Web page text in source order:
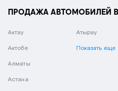
ПРОДАЖА АВТОМОБИЛЕЙ
Актау
Актобе
Алматы
Астана
Атырау
Показать еще